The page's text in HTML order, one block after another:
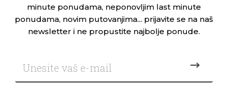
minute ponudama, neponovljim last minute
ponudama, novim putovanjima... prijavite se na naš
newsletter i ne propustite najbolje ponude.